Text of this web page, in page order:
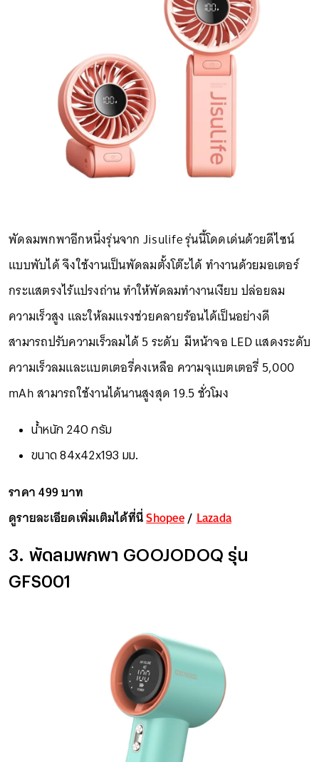
พัดลมพกพาอีกหนึ่งรุ่นจาก Jisulife รุ่นนี้โดดเด่นด้วยดีไซน์
แบบพับได้ จึงใช้งานเป็นพัดลมตั้งโต๊ะได้ ทำงานด้วยมอเตอร์
กระแสตรงไร้แปรงถ่าน ทำให้พัดลมทํางานเงียบ ปล่อยลม
ความเร็วสูง และให้ลมแรงช่วยคลายร้อนได้เป็นอย่างดี
สามารถปรับความเร็วลมได้ 5 ระดับ มีหน้าจอ LED แสดงระดับ
ความเร็วลมและแบตเตอรี่คงเหลือ ความจุแบตเตอรี่ 5,000
mAh สามารถใช้งานได้นานสูงสุด 19.5 ชั่วโมง
น้ำหนัก 240 กรัม
ขนาด 84x42x193 มม.
ราคา 499 บาท
ดูรายละเอียดเพิ่มเติมได้ที่นี่Shopee/Lazada
3. พัดลมพกพา GOOJODOQ รุ่น
GFS001